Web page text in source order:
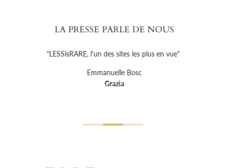
LA PRESSE PARLE DE NOUS
"LESSisRARE, l'un des sites les plus en vue"
Emmanuelle Bosc
Grazia